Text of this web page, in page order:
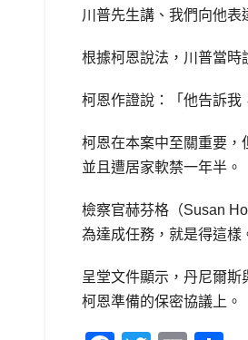
川普先生講、我們向他表
根據柯恩說法，川普當時
柯恩作證說：「他告訴我
柯恩在本案中至關重要，
並且遭居家軟禁一年半。
檢察官赫芬格（Susan
為達成任務，就是得這樣
呈堂文件顯示，丹尼爾
柯恩準備的保密協議上。